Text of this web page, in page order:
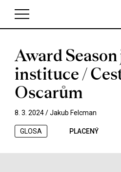
V košíku
Award Season
instituce /
Oscarům
8. 3. 2024 /Jakub Felcman
GLOSA PLACENÝ